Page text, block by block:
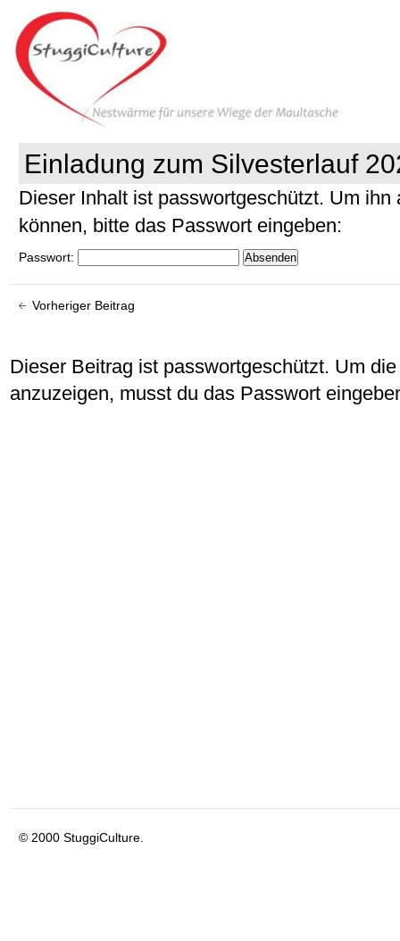
Einladung zum Silvesterlauf
Dieser Inhalt ist passwortgeschützt. Um ihn
können, bitte das Passwort eingeben:
Passwort:
Vorheriger Beitrag
Dieser Beitrag ist passwortgeschützt. Um
anzuzeigen, musst du das Passwort
© 2000 StuggiCulture.